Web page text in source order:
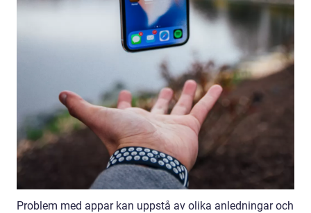
Problem med appar kan uppstå av olika anledningar och